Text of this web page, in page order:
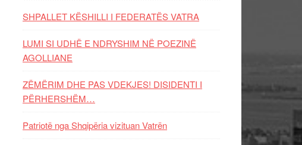
SHPALLET KËSHILLI I FEDERATËS VATRA
LUMI SI UDHË E NDRYSHIM NË POEZINË
AGOLLIANE
ZËMËRIM DHE PAS VDEKJES! DISIDENTI I
PËRHERSHËM…
Patriotë nga Shqipëria vizituan Vatrën